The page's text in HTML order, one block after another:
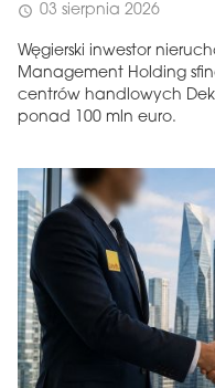
schedule 03 sierpnia 2026
Węgierski inwestor
Management Holding
centrów handlowych
ponad 100 mln euro.